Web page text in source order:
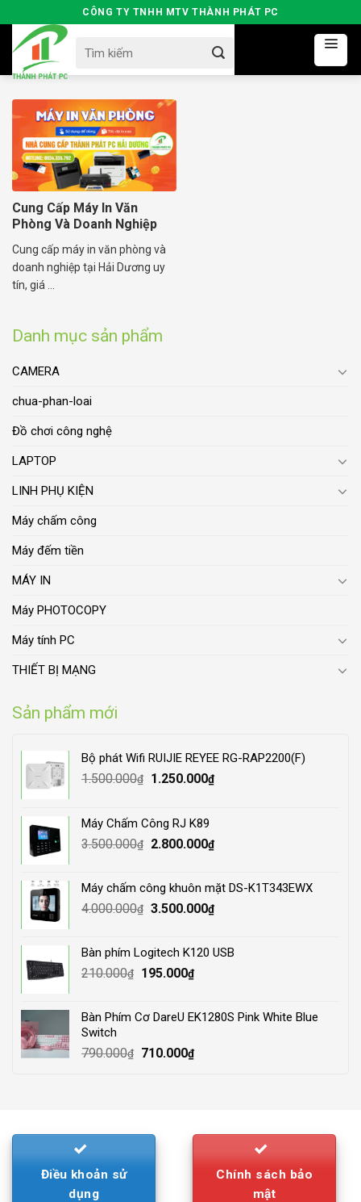
to
content
CÔNG TY TNHH MTV THÀNH PHÁT PC
for:
Danh mục sản phẩm
CAMERA
chua-phan-loai
Đồ chơi công nghệ
LAPTOP
LINH PHỤ KIỆN
Máy chấm công
Máy đếm tiền
MÁY IN
Máy PHOTOCOPY
Máy tính PC
THIẾT BỊ MẠNG
Sản phẩm mới
Bộ phát Wifi RUIJIE REYEE RG-RAP2200(F)
1.500.000₫
Original
1.500.000₫.
1.250.000₫Current
Máy Chấm Công RJ K89
3.500.000₫
Original
3.500.000₫.
2.800.000₫Current
2.800.000₫.
Máy chấm công khuôn mặt DS-K1T343EWX
4.000.000₫ Original
4.000.000₫.
3.500.000₫Current
3.500.000₫.
Bàn phím Logitech K120 USB
210.000₫
Original
210.000₫.
195.000₫Current
195.000₫.
Bàn Phím Cơ DareU EK1280S Pink White Blue
Switch
790.000₫
Original
710.000₫Current
Cung Cấp Máy In Văn
Phòng Và Doanh Nghiệp
Cung cấp máy in văn phòng và
doanh nghiệp tại Hải Dương uy
tín, giá ...
Điều khoản sử
dụng
Chính sách bảo
mật